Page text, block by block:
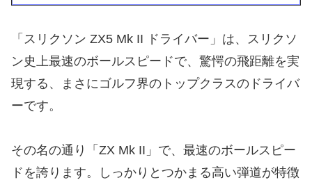
「スリクソン ZX5 Mk II ドライバー」は、スリクソ
ン史上最速のボールスピードで、驚愕の飛距離を実
現する、まさにゴルフ界のトップクラスのドライバ
ーです。
その名の通り「ZX Mk II」で、最速のボールスピー
ドを誇ります。しっかりとつかまる高い弾道が特徴